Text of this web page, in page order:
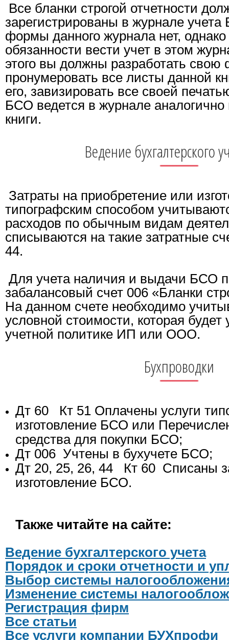
Все бланки строгой отчетности
зарегистрированы в журнале
формы данного журнала нет,
обязанности вести учет в этом
этого вы должны разработать свою
пронумеровать все листы данной
его, завизировать все своей
БСО ведется в журнале
книги.
Ведение бухгалтерского
Затраты на приобретение или
типографским способом
расходов по обычным видам
списываются на такие затратные
44.
Для учета наличия и выдачи БСО
забалансовый счет 006 «Бланки
На данном счете необходимо
условной стоимости, которая будет
учетной политике ИП или ООО.
Бухпроводки
Дт 60 Кт 51 Оплачены услуги
изготовление БСО или
средства для покупки БСО;
Дт 006 Учтены в бухучете БСО;
Дт 20, 25, 26, 44 Кт 60 Списаны
изготовление БСО.
Также читайте на сайте:
Ведение бухгалтерского учета
Порядок и сроки отчетности и
Выбор системы
Изменение системы
Регистрация фирм
Все статьи
Все услуги компании БУХпрофи